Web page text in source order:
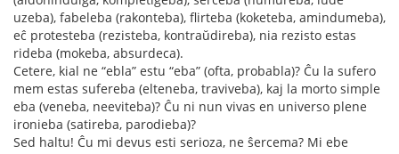
uzeba), fabeleba (rakonteba), flirteba (koketeba, amindumeba),
eĉ protesteba (rezisteba, kontraŭdireba), nia rezisto estas
rideba (mokeba, absurdeca).
Cetere, kial ne “ebla” estu “eba” (ofta, probabla)? Ĉu la sufero
mem estas sufereba (elteneba, traviveba), kaj la morto simple
eba (veneba, neeviteba)? Ĉu ni nun vivas en universo plene
ironieba (satireba, parodieba)?
Sed haltu! Ĉu mi devus esti serioza, ne ŝercema? Mi ebe